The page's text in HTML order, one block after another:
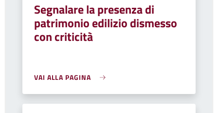
Segnalare la presenza di
patrimonio edilizio dismesso
con criticità
VAI ALLA PAGINA